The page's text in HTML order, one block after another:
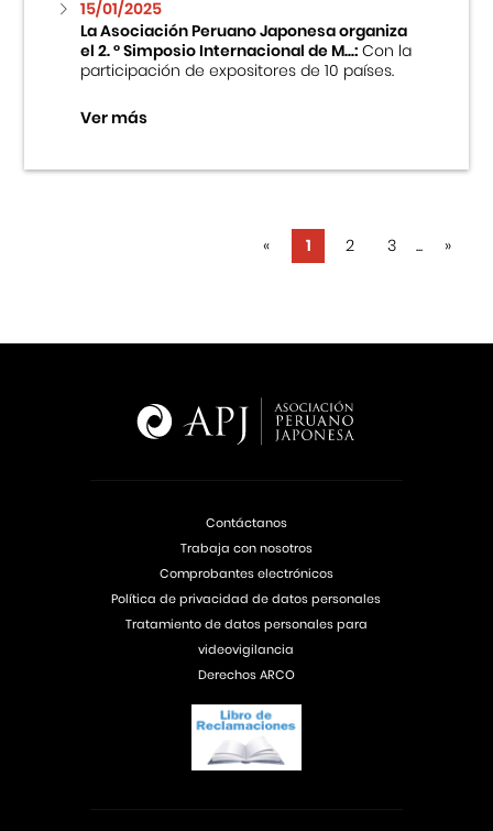
15/01/2025
La Asociación Peruano Japonesa organiza
el 2. ° Simposio Internacional de M...:Con la
participación de expositores de 10 países.
Ver más
« 1 2 3 ... »
Contáctanos
Trabaja con nosotros
Comprobantes electrónicos
Política de privacidad de datos personales
Tratamiento de datos personales para
videovigilancia
Derechos ARCO